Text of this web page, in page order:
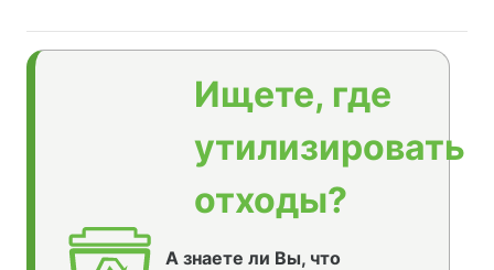
Ищете, где
утилизировать
отходы?
А знаете ли Вы, что